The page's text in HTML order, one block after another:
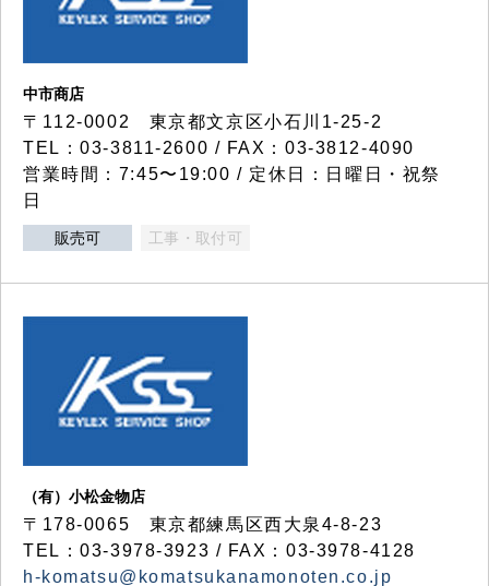
中市商店
〒112-0002 東京都文京区小石川1-25-2
TEL：03-3811-2600 / FAX：03-3812-4090
営業時間：7:45〜19:00 / 定休日：日曜日・祝祭
日
販売可 工事・取付可
（有）小松金物店
〒178-0065 東京都練馬区西大泉4-8-23
TEL：03-3978-3923 / FAX：03-3978-4128
h-komatsu@komatsukanamonoten.co.jp